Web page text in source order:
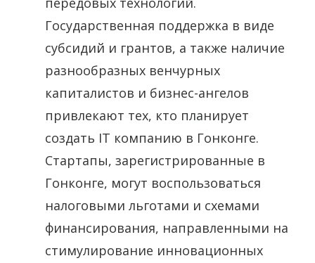
Государственная поддержка в виде
субсидий и грантов, а также наличие
разнообразных венчурных
капиталистов и бизнес-ангелов
привлекают тех, кто планирует
создать IT компанию в Гонконге.
Стартапы, зарегистрированные в
Гонконге, могут воспользоваться
налоговыми льготами и схемами
финансирования, направленными на
стимулирование инновационных